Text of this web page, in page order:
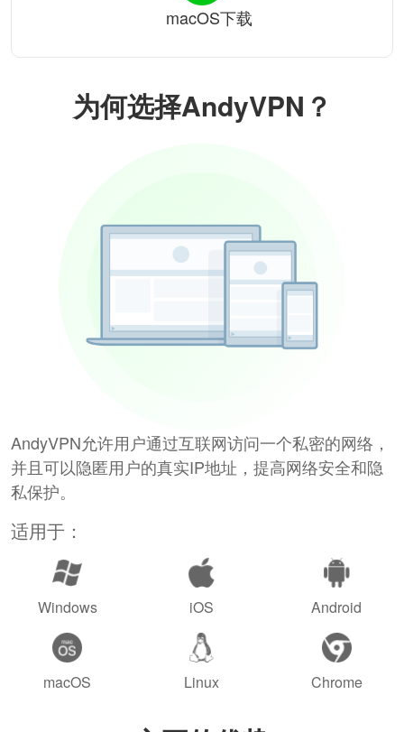
为何选择AndyVPN？
AndyVPN允许用户通过互联网访问一个私密的网络，
并且可以隐匿用户的真实IP地址，提高网络安全和隐
私保护。
适用于：
Windows iOS Android
macOS Linux Chrome
macOS下载